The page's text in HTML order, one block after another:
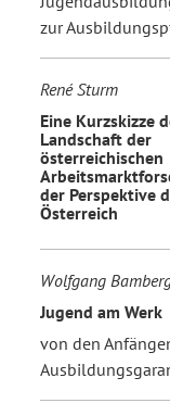
zur
René Sturm
Eine Kurzskizze
Landschaft der
österreichischen
der Perspektive
Österreich
Wolfgang
Jugend am Werk
von den